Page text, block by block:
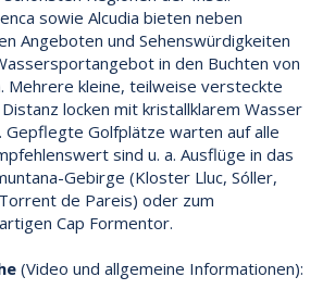
sowie Alcudia bieten neben
Angeboten und Sehenswürdigkeiten
in den Buchten von
Mehrere kleine, teilweise versteckte
locken mit kristallklarem Wasser
Gepflegte Golfplätze warten auf alle
sind u. a. Ausflüge in das
Gebirge (Kloster Lluc, Sóller,
de Pareis) oder zum
Cap Formentor.
(Video und allgemeine Informationen):